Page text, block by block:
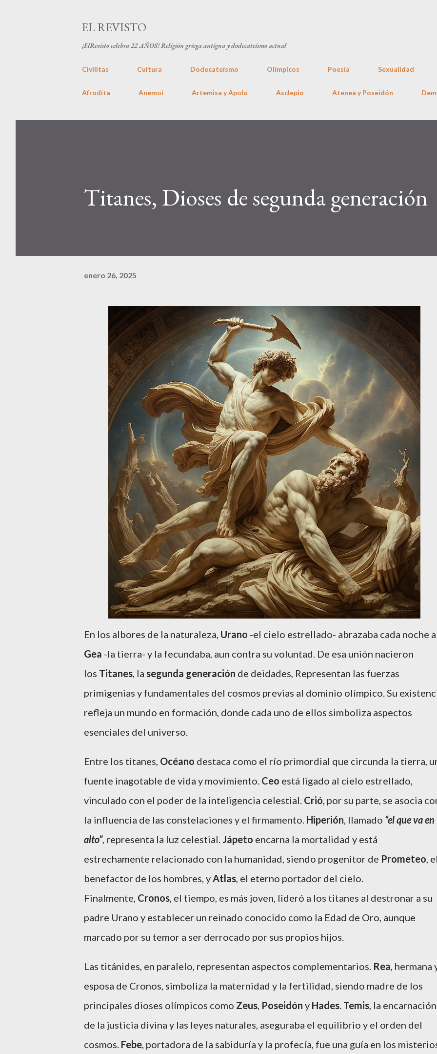
EL REVISTO
¡ElRevisto celebra22 AÑOS! Religión griega antigua y dodecateísmo actual
Civilitas Cultura Dodecateísmo Olímpicos Poesía Sexualidad
Afrodita Anemoi Artemisa y Apolo Asclepio Atenea y Poseidón
Titanes, Dioses de segunda generación
enero 26, 2025
En los albores de la naturaleza, Urano -el cielo estrellado- abrazaba cada noche a
Gea -la tierra- y la fecundaba, aun contra su voluntad. De esa unión nacieron
los Titanes, la segunda generación de deidades, Representan las fuerzas
primigenias y fundamentales del cosmos previas al dominio olímpico. Su
refleja un mundo en formación, donde cada uno de ellos simboliza aspectos
esenciales del universo.
Entre los titanes, Océano destaca como el río primordial que circunda la tierra,
fuente inagotable de vida y movimiento. Ceo está ligado al cielo estrellado,
vinculado con el poder de la inteligencia celestial. Crió, por su parte, se asocia
la influencia de las constelaciones y el firmamento. Hiperión, llamado “el que va en
alto”, representa la luz celestial. Jápeto encarna la mortalidad y está
estrechamente relacionado con la humanidad, siendo progenitor de Prometeo,
benefactor de los hombres, yAtlas, el eterno portador del cielo.
Finalmente, Cronos, el tiempo, es más joven, lideró a los titanes al destronar a su
padre Urano y establecer un reinado conocido como la Edad de Oro, aunque
marcado por su temor a ser derrocado por sus propios hijos.
Las titánides, en paralelo, representan aspectos complementarios. Rea, hermana
esposa de Cronos, simboliza la maternidad y la fertilidad, siendo madre de los
principales dioses olímpicos como Zeus, Poseidón y Hades. Temis, la encarnación
de la justicia divina y las leyes naturales, aseguraba el equilibrio y el orden del
cosmos. Febe, portadora de la sabiduría y la profecía, fue una guía en los